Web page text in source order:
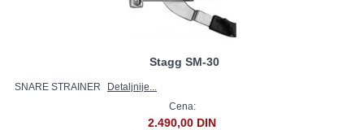
Stagg SM-30
SNARE STRAINER
Detaljnije...
Cena:
2.490,00 DIN